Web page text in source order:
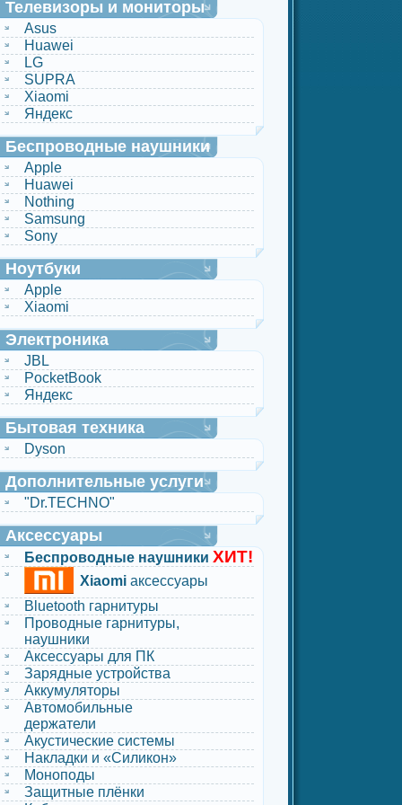
Телевизоры и мониторы
Asus
Huawei
LG
SUPRA
Xiaomi
Яндекс
Беспроводные наушники
Apple
Huawei
Nothing
Samsung
Sony
Ноутбуки
Apple
Xiaomi
Электроника
JBL
PocketBook
Яндекс
Бытовая техника
Dyson
Дополнительные услуги
"Dr.TECHNO"
Аксессуары
Беспроводные наушники ХИТ!
Xiaomi аксессуары
Bluetooth гарнитуры
Проводные гарнитуры,
наушники
Аксессуары для ПК
Зарядные устройства
Аккумуляторы
Автомобильные
держатели
Акустические системы
Накладки и «Силикон»
Моноподы
Защитные плёнки